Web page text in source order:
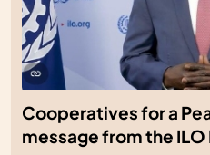
Cooperatives for a
message from the